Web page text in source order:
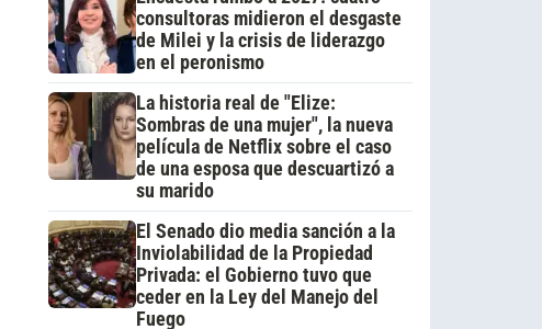
consultoras midieron el desgaste
de Milei y la crisis de liderazgo
en el peronismo
La historia real de "Elize:
Sombras de una mujer", la nueva
película de Netflix sobre el caso
de una esposa que descuartizó a
su marido
El Senado dio media sanción a la
Inviolabilidad de la Propiedad
Privada: el Gobierno tuvo que
ceder en la Ley del Manejo del
Fuego